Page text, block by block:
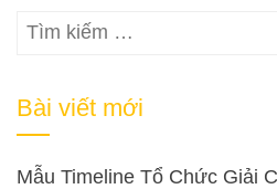
Tìm
Bài viết mới
Mẫu Timeline Tổ Chức Giải